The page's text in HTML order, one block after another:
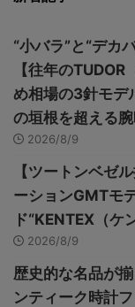
“小バラ”と“デカ
【往年のTUDOR
め相場の3針モデ
の垣根を超える
2026/8/9
【ツートンベゼ
ーションGMTモ
ド“KENTEX（ケ
2026/8/9
歴史的な名品が
ンティーク時計